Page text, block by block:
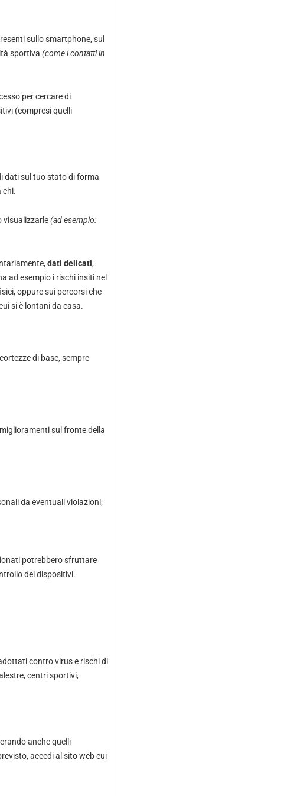
sullo smartphone, sul
sportiva (come i contatti in
per cercare di
(compresi quelli
dati sul tuo stato di forma
chi.
visualizzarle(ad esempio:
dati delicati,
ad esempio i rischi insiti nel
oppure sui percorsi che
si è lontani da casa.
di base, sempre
sul fronte della
da eventuali violazioni;
potrebbero sfruttare
dei dispositivi.
contro virus e rischi di
centri sportivi,
anche quelli
accedi al sito web cui